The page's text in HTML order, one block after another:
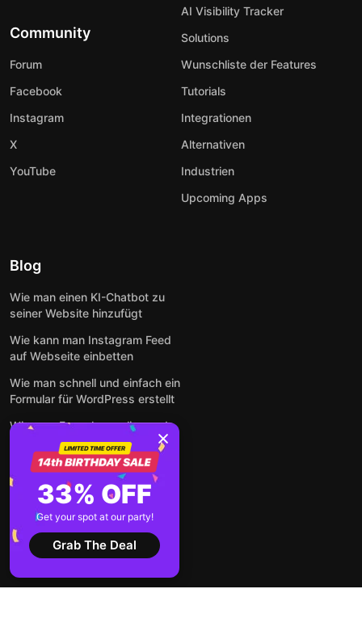
Community
Forum
Facebook
Instagram
X
YouTube
AI Visibility Tracker
Solutions
Wunschliste der Features
Tutorials
Integrationen
Alternativen
Industrien
Upcoming Apps
Blog
Wie man einen KI-Chatbot zu
seiner Website hinzufügt
Wie kann man Instagram Feed
auf Webseite einbetten
Wie man schnell und einfach ein
Formular für WordPress erstellt
Wie man Formulare online und
kostenlos auf jeder Website
einbettet
So betten Sie Google-
Bewertungen kostenlos auf
einer Website ein
Alle Beiträge anzeigen
33% OFF
Get your spot at our party!
Grab The Deal